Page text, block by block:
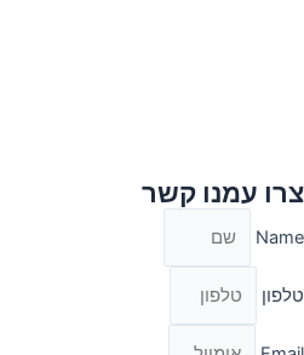
צרו עמנו קשר
Name
טלפון